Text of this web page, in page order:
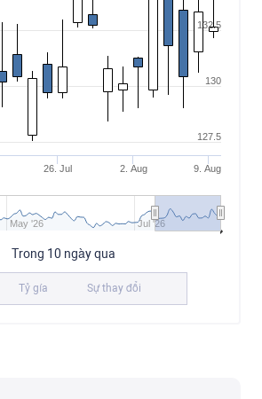
26. Jul 2. Aug 9. Aug
May '26 Jul '26
127.5
130
132.5
Trong 10 ngày qua
Tỷ gía Sự thay đổi